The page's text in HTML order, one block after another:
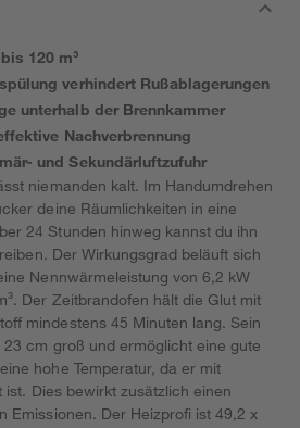
120 m³
verhindert Rußablagerungen
unterhalb der Brennkammer
Nachverbrennung
und Sekundärluftzufuhr
niemanden kalt. Im Handumdrehen
deine Räumlichkeiten in eine
24 Stunden hinweg kannst du ihn
Der Wirkungsgrad beläuft sich
Nennwärmeleistung von 6,2 kW
Der Zeitbrandofen hält die Glut mit
mindestens 45 Minuten lang. Sein
cm groß und ermöglicht eine gute
hohe Temperatur, da er mit
ist. Dies bewirkt zusätzlich einen
Emissionen. Der Heizprofi ist 49,2 x